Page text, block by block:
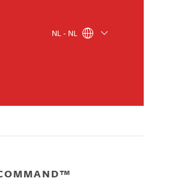
NL - NL